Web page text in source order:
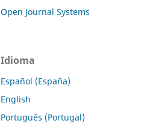
Open Journal Systems
Idioma
Español (España)
English
Português (Portugal)